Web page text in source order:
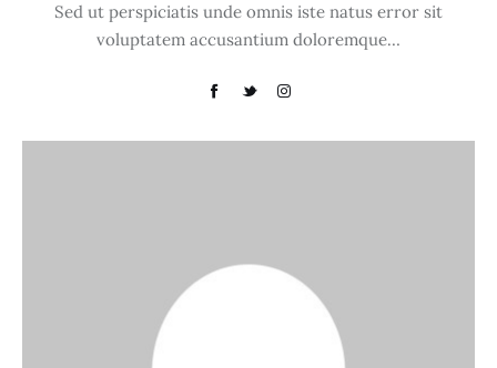
Sed ut perspiciatis unde omnis iste natus error sit
voluptatem accusantium doloremque…